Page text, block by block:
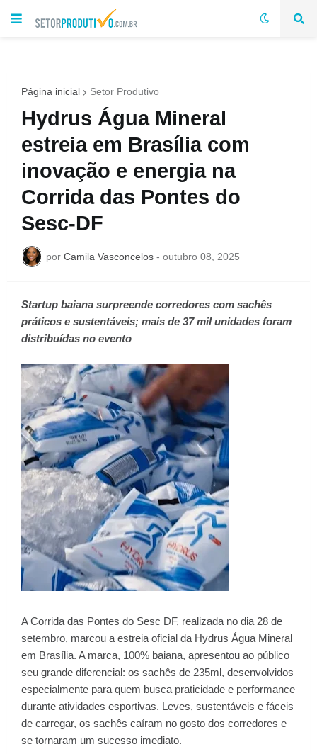
Página inicial Setor Produtivo
Hydrus Água Mineral
estreia em Brasília com
inovação e energia na
Corrida das Pontes do
Sesc-DF
por Camila Vasconcelos - outubro 08, 2025
Startup baiana surpreende corredores com sachês
práticos e sustentáveis; mais de 37 mil unidades foram
distribuídas no evento
A Corrida das Pontes do Sesc DF, realizada no dia 28 de
setembro, marcou a estreia oficial da Hydrus Água Mineral
em Brasília. A marca, 100% baiana, apresentou ao público
seu grande diferencial: os sachês de 235ml, desenvolvidos
especialmente para quem busca praticidade e performance
durante atividades esportivas. Leves, sustentáveis e fáceis
de carregar, os sachês caíram no gosto dos corredores e
se tornaram um sucesso imediato.